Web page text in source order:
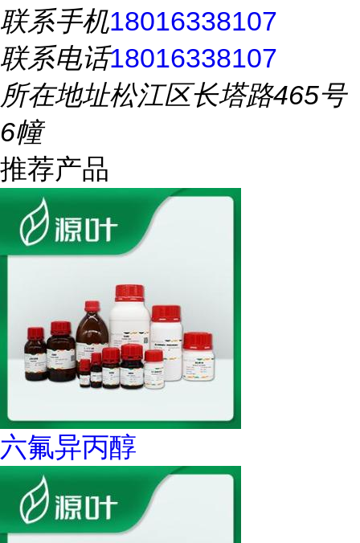
联系手机18016338107
联系电话18016338107
所在地址松江区长塔路465号
6幢
推荐产品
六氟异丙醇